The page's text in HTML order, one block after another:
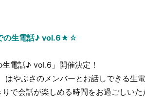
の生電話♪ vol.6★☆
生電話♪ vol.6」開催決定！
はやぶさのメンバーとお話しできる生
で会話が楽しめる時間をお過ごしいた